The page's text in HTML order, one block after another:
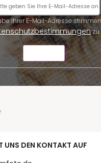
zu.
UNS DEN KONTAKT AUF